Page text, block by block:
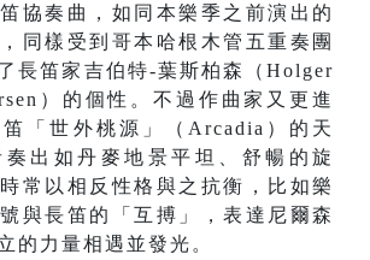
協奏曲，如同本樂季之前演出的
同樣受到哥本哈根木管五重奏團
長笛家吉伯特-葉斯柏森（Holger
）的個性。不過作曲家又更進
「世外桃源」（Arcadia）的天
出如丹麥地景平坦、舒暢的旋
常以相反性格與之抗衡，比如樂
與長笛的「互搏」，表達尼爾森
的力量相遇並發光。